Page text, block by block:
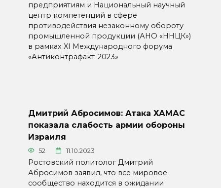
предприятиям и Национальный научный
центр компетенций в сфере
противодействия незаконному обороту
промышленной продукции (АНО «ННЦК»)
в рамках XI Международного форума
«Антиконтрафакт-2023»
Дмитрий Абросимов: Атака ХАМАС
показала слабость армии обороны
Израиля
52 11.10.2023
Ростовский политолог Дмитрий
Абросимов заявил, что все мировое
сообщество находится в ожидании